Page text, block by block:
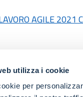
utilizza i cookie
per
AGILE 2021